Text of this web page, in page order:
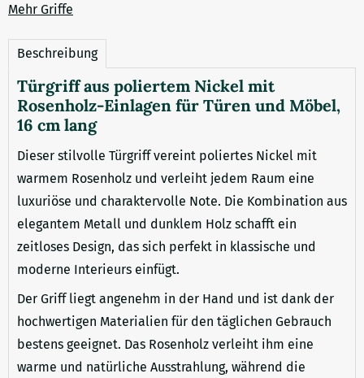
Mehr Griffe
Beschreibung
Türgriff aus poliertem Nickel mit
Rosenholz-Einlagen für Türen und Möbel,
16 cm lang
Dieser stilvolle Türgriff vereint poliertes Nickel mit
warmem Rosenholz und verleiht jedem Raum eine
luxuriöse und charaktervolle Note. Die Kombination aus
elegantem Metall und dunklem Holz schafft ein
zeitloses Design, das sich perfekt in klassische und
moderne Interieurs einfügt.
Der Griff liegt angenehm in der Hand und ist dank der
hochwertigen Materialien für den täglichen Gebrauch
bestens geeignet. Das Rosenholz verleiht ihm eine
warme und natürliche Ausstrahlung, während die